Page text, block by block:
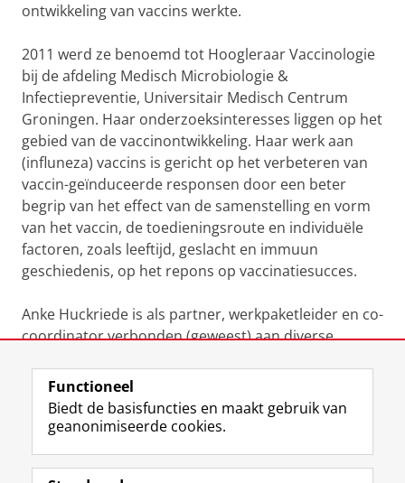
ontwikkeling van vaccins werkte.
2011 werd ze benoemd tot Hoogleraar Vaccinologie
bij de afdeling Medisch Microbiologie &
Infectiepreventie, Universitair Medisch Centrum
Groningen. Haar onderzoeksinteresses liggen op het
gebied van de vaccinontwikkeling. Haar werk aan
(influneza) vaccins is gericht op het verbeteren van
vaccin-geïnduceerde responsen door een beter
begrip van het effect van de samenstelling en vorm
van het vaccin, de toedieningsroute en individuële
factoren, zoals leeftijd, geslacht en immuun
geschiedenis, op het repons op vaccinatiesucces.
Anke Huckriede is als partner, werkpaketleider en co-
coordinator verbonden (geweest) aan diverse
Laatst gewijzigd: 25 juni 2022 01:13
Volg de RUG
F
a
L
i
R
S
I
n
Y
o
Functioneel
Biedt de basisfuncties en maakt gebruik van
geanonimiseerde cookies.